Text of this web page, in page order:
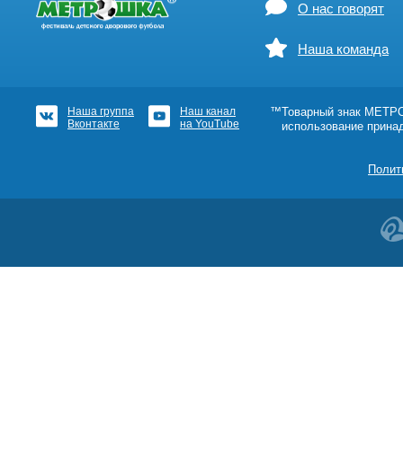
О нас говорят
Наша команда
Наша группа
Вконтакте
Наш канал
на YouTube
™Товарный знак
использование